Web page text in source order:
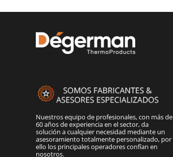
Nuestros equipo de profesionales, con más de
60 años de experiencia en el sector, da
solución a cualquier necesidad mediante un
asesoramiento totalmente personalizado, por
ello los principales operadores confían en
nosotros.